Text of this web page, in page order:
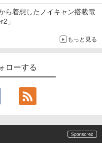
ら着想したノイキャン搭載電
」
もっと見る
ローする